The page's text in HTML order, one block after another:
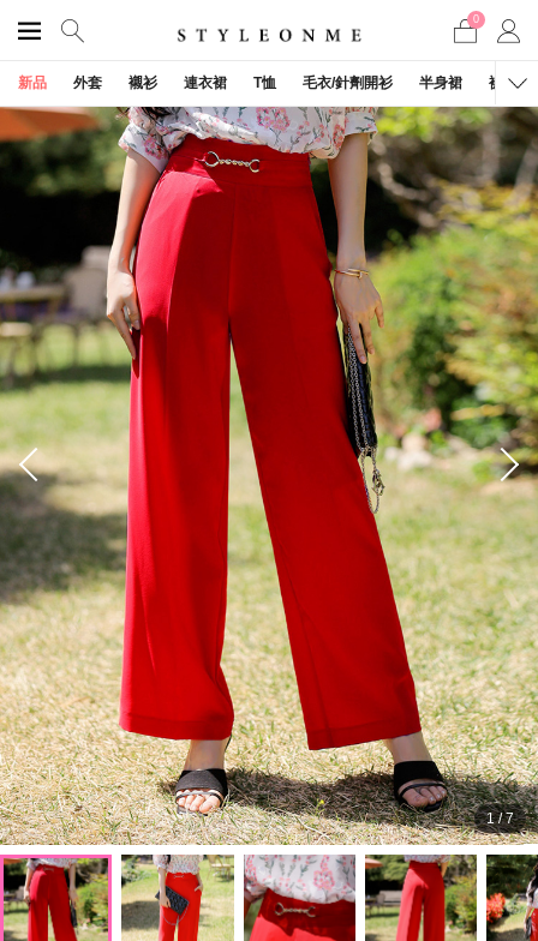
0
新品 外套 襯衫 連衣裙 T恤 毛衣/針劑開衫 半身裙 褲子
1/7